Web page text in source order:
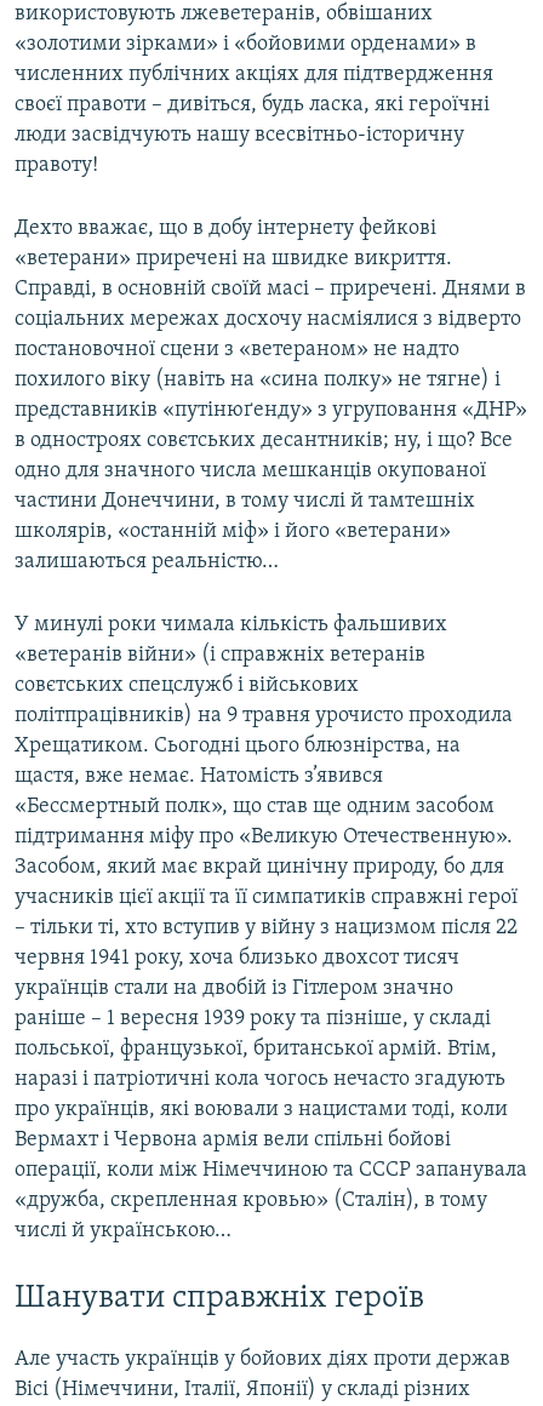
використовують лжеветеранів, обвішаних
«золотими зірками» і «бойовими орденами» в
численних публічних акціях для підтвердження
своєї правоти – дивіться, будь ласка, які героїчні
люди засвідчують нашу всесвітньо-історичну
правоту!
Дехто вважає, що в добу інтернету фейкові
«ветерани» приречені на швидке викриття.
Справді, в основній своїй масі – приречені. Днями в
соціальних мережах досхочу насміялися з відверто
постановочної сцени з «ветераном» не надто
похилого віку (навіть на «сина полку» не тягне) і
представників «путінюґенду» з угруповання «ДНР»
в одностроях совєтських десантників; ну, і що? Все
одно для значного числа мешканців окупованої
частини Донеччини, в тому числі й тамтешніх
школярів, «останній міф» і його «ветерани»
залишаються реальністю…
У минулі роки чимала кількість фальшивих
«ветеранів війни» (і справжніх ветеранів
совєтських спецслужб і військових
політпрацівників) на 9 травня урочисто проходила
Хрещатиком. Сьогодні цього блюзнірства, на
щастя, вже немає. Натомість з’явився
«Бессмертный полк», що став ще одним засобом
підтримання міфу про «Великую Отечественную».
Засобом, який має вкрай цинічну природу, бо для
учасників цієї акції та її симпатиків справжні герої
– тільки ті, хто вступив у війну з нацизмом після 22
червня 1941 року, хоча близько двохсот тисяч
українців стали на двобій із Гітлером значно
раніше – 1 вересня 1939 року та пізніше, у складі
польської, французької, британської армій. Втім,
наразі і патріотичні кола чогось нечасто згадують
про українців, які воювали з нацистами тоді, коли
Вермахт і Червона армія вели спільні бойові
операції, коли між Німеччиною та СССР запанувала
«дружба, скрепленная кровью» (Сталін), в тому
числі й українською…
Шанувати справжніх героїв
Але участь українців у бойових діях проти держав
Вісі (Німеччини, Італії, Японії) у складі різних